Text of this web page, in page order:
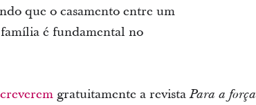
que o casamento entre um
é fundamental no
gratuitamente a revistaPara a força